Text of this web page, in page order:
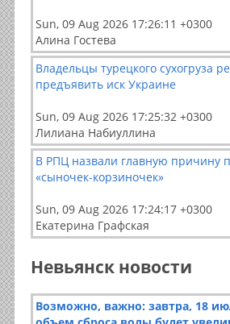
Sun, 09 Aug 2026 17:26:11 +0300
Алина Гостева
Владельцы турецкого сухогруза
предъявить иск Украине
Sun, 09 Aug 2026 17:25:32 +0300
Лилиана Набиуллина
В РПЦ назвали главную причину
«сыночек-корзиночек»
Sun, 09 Aug 2026 17:24:17 +0300
Екатерина Графская
Невьянск новости
Возможно, важно: завтра, 18